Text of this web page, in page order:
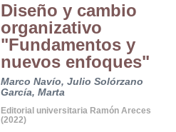
Diseño y cambio
organizativo
"Fundamentos y
nuevos enfoques"
Marco Navío, Julio Solórzano
García, Marta
Editorial universitaria Ramón Areces
(2022)